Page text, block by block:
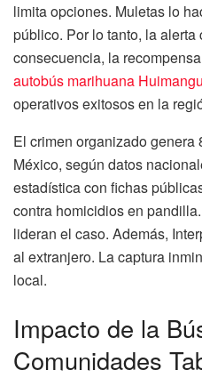
limita opciones. Muletas lo
público. Por lo tanto, la
consecuencia, la
autobús marihuana
operativos exitosos en la
El crimen organizado genera
México, según datos
estadística con fichas
contra homicidios en
lideran el caso. Además,
al extranjero. La captura
local.
Impacto de la
Comunidades